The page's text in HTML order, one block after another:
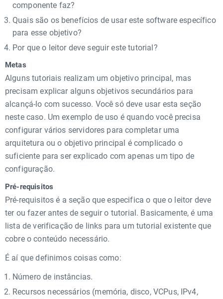
componente faz?
Quais são os benefícios de usar este software específico
para esse objetivo?
Por que o leitor deve seguir este tutorial?
Metas
Alguns tutoriais realizam um objetivo principal, mas
precisam explicar alguns objetivos secundários para
alcançá-lo com sucesso. Você só deve usar esta seção
neste caso. Um exemplo de uso é quando você precisa
configurar vários servidores para completar uma
arquitetura ou o objetivo principal é complicado o
suficiente para ser explicado com apenas um tipo de
configuração.
Pré-requisitos
Pré-requisitos é a seção que especifica o que o leitor deve
ter ou fazer antes de seguir o tutorial. Basicamente, é uma
lista de verificação de links para um tutorial existente que
cobre o conteúdo necessário.
É aí que definimos coisas como:
Número de instâncias.
Recursos necessários (memória, disco, VCPus, IPv4,